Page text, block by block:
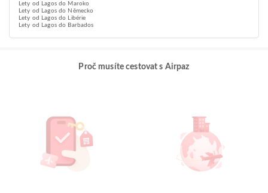
Lety od Lagos do Maroko
Lety od Lagos do Německo
Lety od Lagos do Libérie
Lety od Lagos do Barbados
Proč musíte cestovat s Airpaz